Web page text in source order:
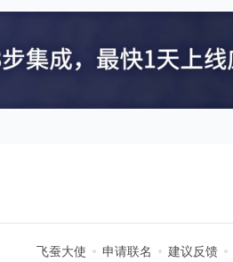
飞蚕大使 申请联名 建议反馈